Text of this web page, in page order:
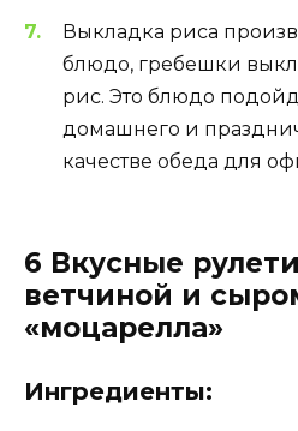
Выкладка риса
блюдо, гребешки
рис. Это блюдо
домашнего и
качестве обеда для
6 Вкусные
ветчиной и
«моцарелла»
Ингредиенты: